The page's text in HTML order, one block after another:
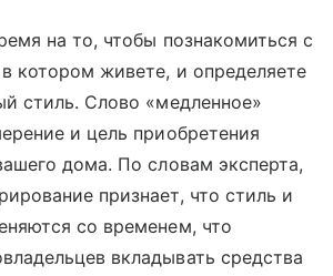
на то, чтобы познакомиться с
котором живете, и определяете
стиль. Слово «медленное»
и цель приобретения
дома. По словам эксперта,
признает, что стиль и
со временем, что
вкладывать средства